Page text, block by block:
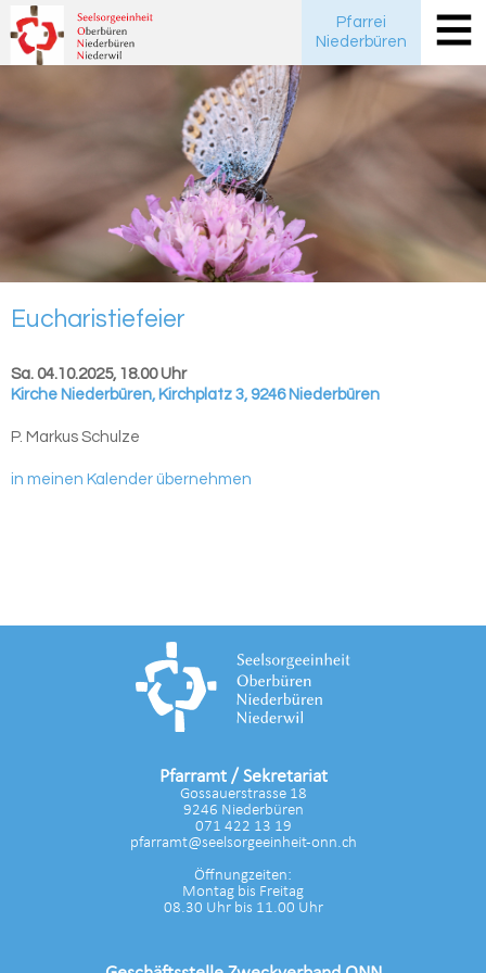
Pfarrei
Niederbüren
Eu­cha­ris­tie­fei­er
Sa. 04.10.2025, 18.00 Uhr
Kirche Niederbüren, Kirchplatz 3, 9246 Niederbüren
P. Markus Schulze
in meinen Kalender übernehmen
Pfarramt / Sekretariat
Gossauerstrasse 18
9246 Niederbüren
071 422 13 19
pfarramt@seelsorgeeinheit-onn.ch
Öffnungzeiten:
Montag bis Freitag
08.30 Uhr bis 11.00 Uhr